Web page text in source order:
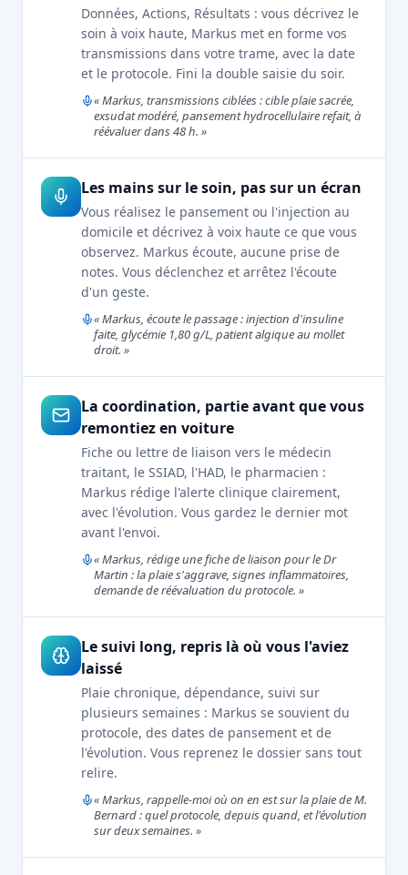
Données, Actions, Résultats : vous décrivez le
soin à voix haute, Markus met en forme vos
transmissions dans votre trame, avec la date
et le protocole. Fini la double saisie du soir.
« Markus, transmissions ciblées : cible plaie sacrée,
exsudat modéré, pansement hydrocellulaire refait, à
réévaluer dans 48 h. »
Les mains sur le soin, pas sur un écran
Vous réalisez le pansement ou l'injection au
domicile et décrivez à voix haute ce que vous
observez. Markus écoute, aucune prise de
notes. Vous déclenchez et arrêtez l'écoute
d'un geste.
« Markus, écoute le passage : injection d'insuline
faite, glycémie 1,80 g/L, patient algique au mollet
droit. »
La coordination, partie avant que vous
remontiez en voiture
Fiche ou lettre de liaison vers le médecin
traitant, le SSIAD, l'HAD, le pharmacien :
Markus rédige l'alerte clinique clairement,
avec l'évolution. Vous gardez le dernier mot
avant l'envoi.
« Markus, rédige une fiche de liaison pour le Dr
Martin : la plaie s'aggrave, signes inflammatoires,
demande de réévaluation du protocole. »
Le suivi long, repris là où vous l'aviez
laissé
Plaie chronique, dépendance, suivi sur
plusieurs semaines : Markus se souvient du
protocole, des dates de pansement et de
l'évolution. Vous reprenez le dossier sans tout
relire.
« Markus, rappelle-moi où on en est sur la plaie de M.
Bernard : quel protocole, depuis quand, et l'évolution
sur deux semaines. »